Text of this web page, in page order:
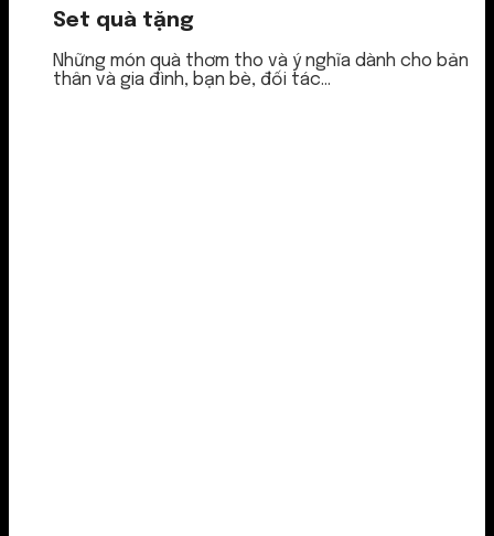
Set quà tặng
Những món quà thơm tho và ý nghĩa dành cho bản
thân và gia đình, bạn bè, đối tác...